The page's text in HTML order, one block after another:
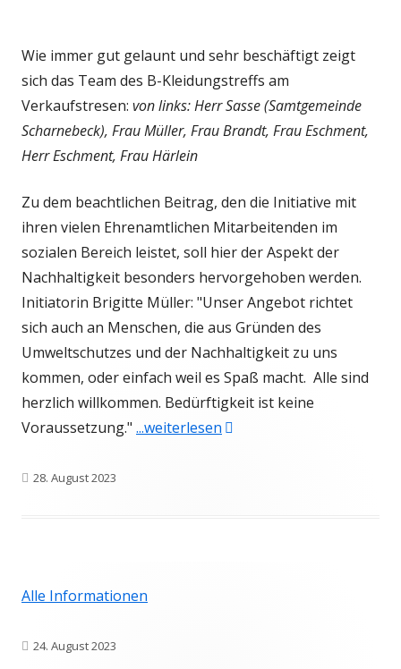
Wie immer gut gelaunt und sehr beschäftigt zeigt
sich das Team des B-Kleidungstreffs am
Verkaufstresen: von links: Herr Sasse (Samtgemeinde
Scharnebeck), Frau Müller, Frau Brandt, Frau Eschment,
Herr Eschment, Frau Härlein
Zu dem beachtlichen Beitrag, den die Initiative mit
ihren vielen Ehrenamtlichen Mitarbeitenden im
sozialen Bereich leistet, soll hier der Aspekt der
Nachhaltigkeit besonders hervorgehoben werden.
Initiatorin Brigitte Müller: "Unser Angebot richtet
sich auch an Menschen, die aus Gründen des
Umweltschutzes und der Nachhaltigkeit zu uns
kommen, oder einfach weil es Spaß macht. Alle sind
herzlich willkommen. Bedürftigkeit ist keine
Voraussetzung." ...weiterlesen "B-Kleidungstreff –
Veröffentlicht
28. August 2023
Alle Informationen
Veröffentlicht
24. August 2023